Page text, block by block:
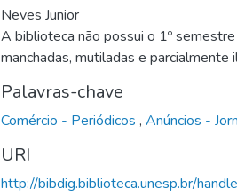
Neves Junior
A biblioteca não possui o 1º
manchadas, mutiladas e parcialmente
Palavras-chave
Comércio - Periódicos , Anúncios -
URI
http://bibdig.biblioteca.unesp.br/